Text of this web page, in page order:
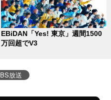
EBiDAN「Yes! 東京」週間1500
万回超でV3
BS放送